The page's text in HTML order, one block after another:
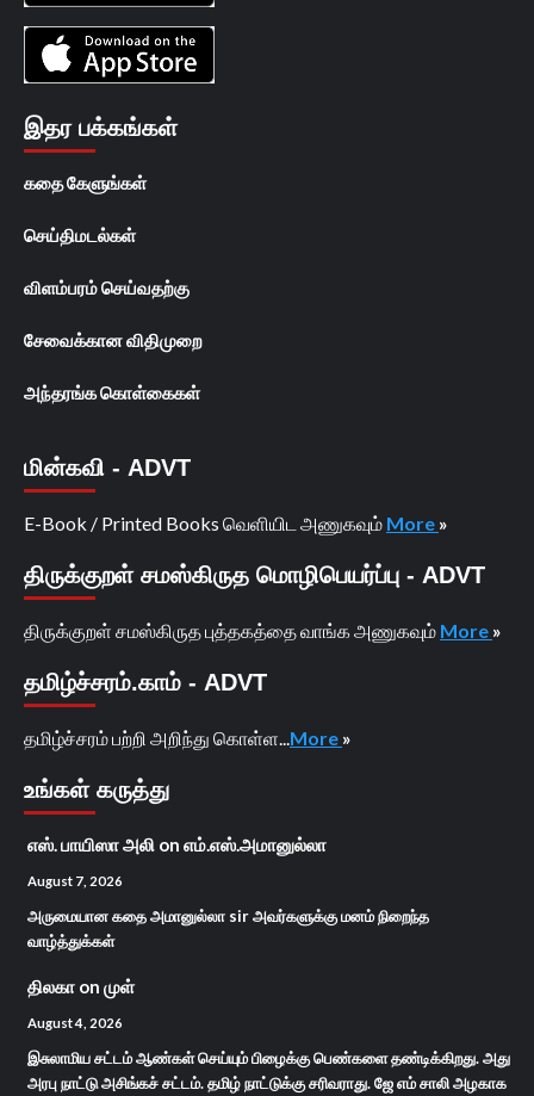
இதர பக்கங்கள்
கதை கேளுங்கள்
செய்திமடல்கள்
விளம்பரம் செய்வதற்கு
சேவைக்கான விதிமுறை
அந்தரங்க கொள்கைகள்
மின்கவி - ADVT
E-Book / Printed Books வெளியிட அணுகவும் More »
திருக்குறள் சமஸ்கிருத மொழிபெயர்ப்பு - ADVT
திருக்குறள் சமஸ்கிருத புத்தகத்தை வாங்க அணுகவும் More »
தமிழ்ச்சரம்.காம் - ADVT
தமிழ்ச்சரம் பற்றி அறிந்து கொள்ள...More »
உங்கள் கருத்து
எஸ். பாயிஸா அலி on எம்.எஸ்.அமானுல்லா
August 7, 2026
அருமையான கதை அமானுல்லா sir அவர்களுக்கு மனம் நிறைந்த
வாழ்த்துக்கள்
திலகா on முள்
August 4, 2026
இசுலாமிய சட்டம் ஆண்கள் செய்யும் பிழைக்கு பெண்களை தண்டிக்கிறது. அது
அரபு நாட்டு அசிங்கச் சட்டம். தமிழ் நாட்டுக்கு சரிவராது. ஜே எம் சாலி அழகாக